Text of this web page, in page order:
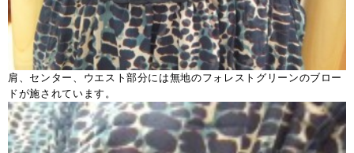
肩、センター、ウエスト部分には無地のフォレストグリーンのブロー
ドが施されています。